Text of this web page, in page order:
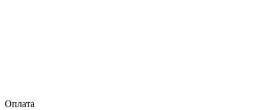
Оплата